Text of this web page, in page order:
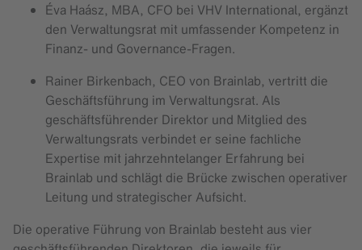
Éva Haász, MBA, CFO bei VHV International, ergänzt
den Verwaltungsrat mit umfassender Kompetenz in
Finanz- und Governance-Fragen.
Rainer Birkenbach, CEO von Brainlab, vertritt die
Geschäftsführung im Verwaltungsrat. Als
geschäftsführender Direktor und Mitglied des
Verwaltungsrats verbindet er seine fachliche
Expertise mit jahrzehntelanger Erfahrung bei
Brainlab und schlägt die Brücke zwischen operativer
Leitung und strategischer Aufsicht.
Die operative Führung von Brainlab besteht aus vier